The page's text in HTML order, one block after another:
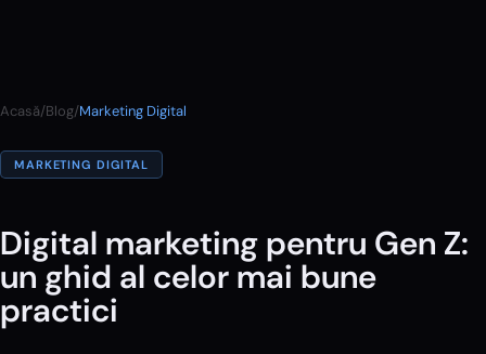
Acasă/Blog/Marketing Digital
MARKETING DIGITAL
Digital marketing pentru Gen Z:
un ghid al celor mai bune
practici